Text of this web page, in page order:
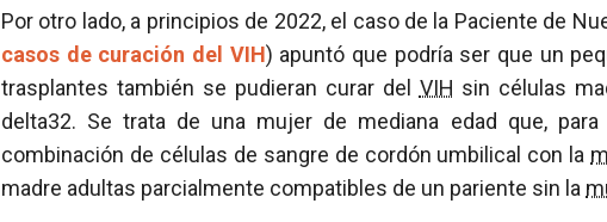
Por otro lado, a principios de 2022, el caso de la Paciente de
casos de curación del VIH) apuntó que podría ser que un
trasplantes también se pudieran curar del VIH sin células
delta32. Se trata de una mujer de mediana edad que,
combinación de células de sangre de cordón umbilical con la
madre adultas parcialmente compatibles de un pariente sin la